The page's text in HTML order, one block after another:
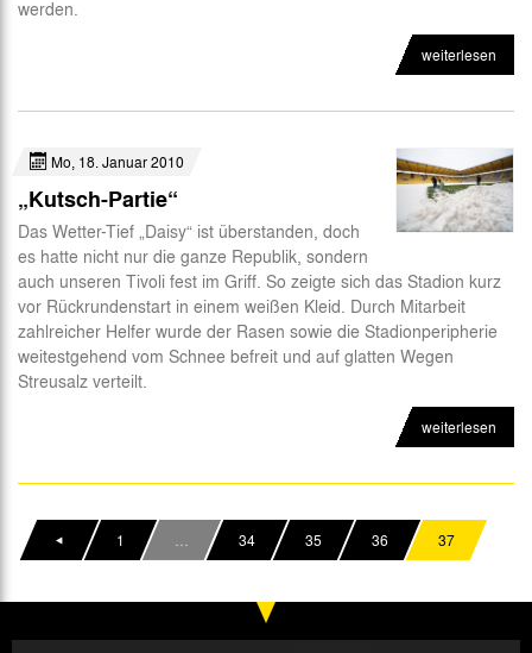
werden.
weiterlesen
Mo, 18. Januar 2010
„Kutsch-Partie“
Das Wetter-Tief „Daisy“ ist überstanden, doch
es hatte nicht nur die ganze Republik, sondern
auch unseren Tivoli fest im Griff. So zeigte sich das Stadion kurz
vor Rückrundenstart in einem weißen Kleid. Durch Mitarbeit
zahlreicher Helfer wurde der Rasen sowie die Stadionperipherie
weitestgehend vom Schnee befreit und auf glatten Wegen
Streusalz verteilt.
weiterlesen
1 … 34 35 36 37